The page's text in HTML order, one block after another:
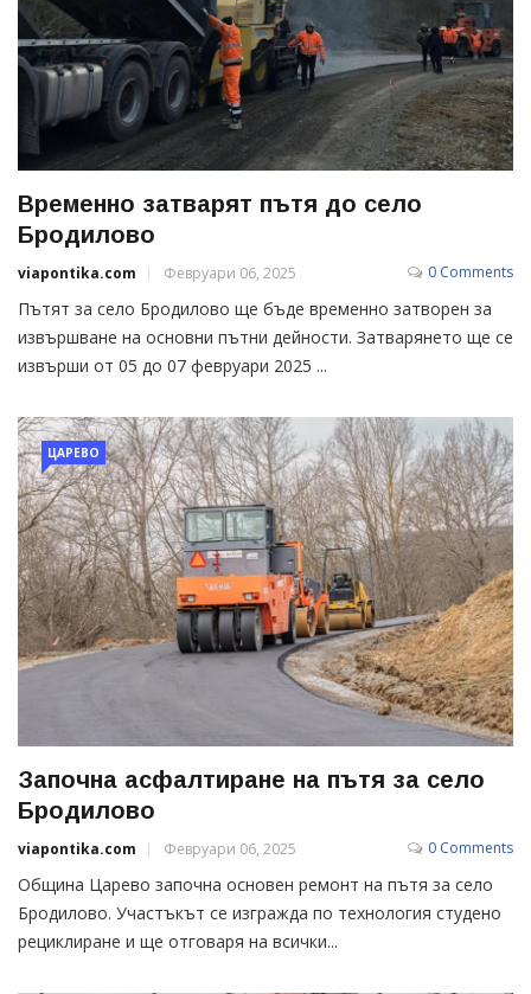
Временно затварят пътя до село
Бродилово
viapontika.com Февруари 06, 2025 0 Comments
Пътят за село Бродилово ще бъде временно затворен за
извършване на основни пътни дейности. Затварянето ще се
извърши от 05 до 07 февруари 2025 ...
ЦАРЕВО
Започна асфалтиране на пътя за село
Бродилово
viapontika.com Февруари 06, 2025 0 Comments
Община Царево започна основен ремонт на пътя за село
Бродилово. Участъкът се изгражда по технология студено
рециклиране и ще отговаря на всички...